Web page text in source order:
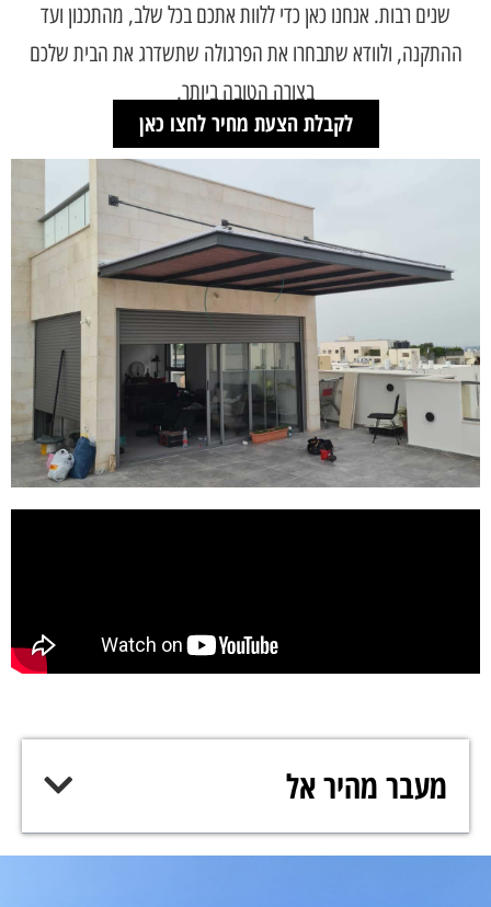
שנים רבות. אנחנו כאן כדי ללוות אתכם בכל שלב, מהתכנון ועד
ההתקנה, ולוודא שתבחרו את הפרגולה שתשדרג את הבית שלכם
בצורה הטובה ביותר.
לקבלת הצעת מחיר לחצו כאן
מעבר מהיר אל